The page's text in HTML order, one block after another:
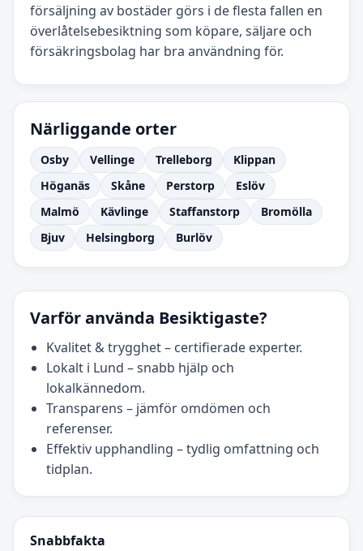
försäljning av bostäder görs i de flesta fallen en
överlåtelsebesiktning som köpare, säljare och
försäkringsbolag har bra användning för.
Närliggande orter
Osby Vellinge Trelleborg
Klippan
Höganäs
Skåne Perstorp
Eslöv
Malmö
Kävlinge Staffanstorp
Bromölla
Bjuv
Helsingborg Burlöv
Varför använda Besiktigaste?
Kvalitet & trygghet – certifierade experter.
Lokalt i Lund – snabb hjälp och
lokalkännedom.
Transparens – jämför omdömen och
referenser.
Effektiv upphandling – tydlig omfattning och
tidplan.
Snabbfakta